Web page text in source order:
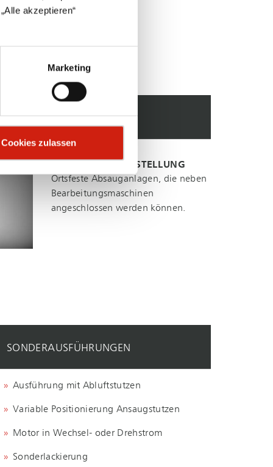
akzeptieren“
Marketing
Cookies zulassen
STATIONÄRE AUFSTELLUNG
Ortsfeste Absauganlagen, die neben
Be­ar­bei­tungs­ma­schi­nen
angeschlossen werden können.
SON­DER­AUS­FÜH­RUN­GEN
Ausführung mit Abluftstutzen
Variable Positionierung Ansaugstutzen
Motor in Wechsel- oder Drehstrom
Sonderlackierung